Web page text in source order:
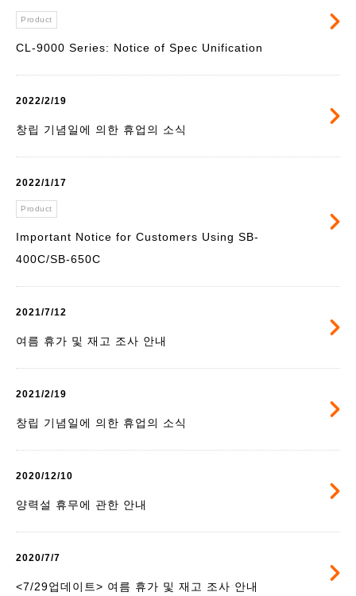
Product
CL-9000 Series: Notice of Spec Unification
2022/2/19
창립 기념일에 의한 휴업의 소식
2022/1/17
Product
Important Notice for Customers Using SB-
400C/SB-650C
2021/7/12
여름 휴가 및 재고 조사 안내
2021/2/19
창립 기념일에 의한 휴업의 소식
2020/12/10
양력설 휴무에 관한 안내
2020/7/7
<7/29업데이트> 여름 휴가 및 재고 조사 안내